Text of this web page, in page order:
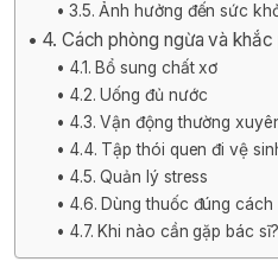
3.5. Ảnh hưởng đến sức
4. Cách phòng ngừa và
4.1. Bổ sung chất xơ
4.2. Uống đủ nước
4.3. Vận động thường
4.4. Tập thói quen đi vệ
4.5. Quản lý stress
4.6. Dùng thuốc đúng cách
4.7. Khi nào cần gặp bác sĩ?